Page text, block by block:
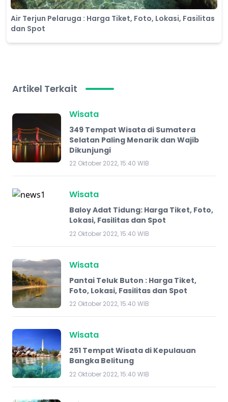
Air Terjun Pelaruga : Harga Tiket, Foto, Lokasi, Fasilitas
dan Spot
Artikel Terkait
Wisata
349 Tempat Wisata di Sumatera
Selatan Paling Menarik dan Wajib
Dikunjungi
22 Oktober 2022, 15:40 WIB
Wisata
Baloy Adat Tidung: Harga Tiket, Foto,
Lokasi, Fasilitas dan Spot
22 Oktober 2022, 15:40 WIB
Wisata
Pantai Teluk Buton : Harga Tiket,
Foto, Lokasi, Fasilitas dan Spot
22 Oktober 2022, 15:40 WIB
Wisata
251 Tempat Wisata di Kepulauan
Bangka Belitung
22 Oktober 2022, 15:40 WIB